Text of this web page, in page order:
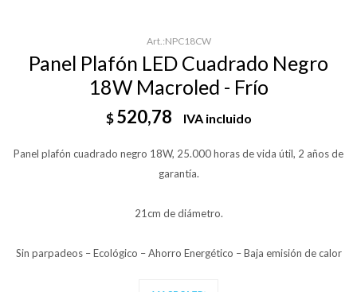
NPC18CW
Panel Plafón LED Cuadrado Negro
18W Macroled - Frío
$ 520,78 IVA incluido
Panel plafón cuadrado negro 18W, 25.000 horas de vida útil, 2 años de
garantía.
21cm de diámetro.
Sin parpadeos – Ecológico – Ahorro Energético – Baja emisión de calor